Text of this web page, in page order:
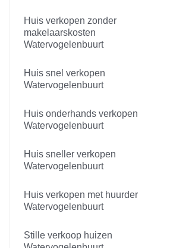
Huis verkopen zonder
makelaarskosten
Watervogelenbuurt
Huis snel verkopen
Watervogelenbuurt
Huis onderhands verkopen
Watervogelenbuurt
Huis sneller verkopen
Watervogelenbuurt
Huis verkopen met huurder
Watervogelenbuurt
Stille verkoop huizen